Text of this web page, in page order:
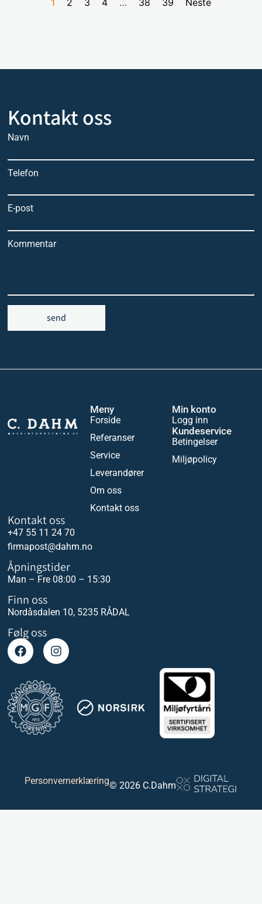
1 2 3 4 … 38 39 Neste
Kontakt oss
Navn
Telefon
E-post
Kommentar
send
Meny
Forside
Referanser
Service
Leverandører
Om oss
Kontakt oss
Min konto
Logg inn
Kundeservice
Betingelser
Miljøpolicy
Kontakt oss
+47 55 11 24 70
firmapost@dahm.no
Åpningstider
Man – Fre 08:00 – 15:30
Finn oss
Nordåsdalen 10, 5235 RÅDAL
Følg oss
Personvernerklæring© 2026 C.Dahm